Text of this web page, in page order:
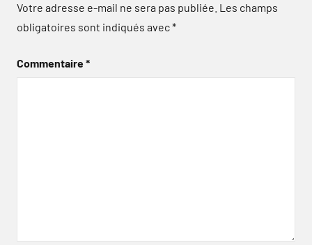
Votre adresse e-mail ne sera pas publiée. Les champs
obligatoires sont indiqués avec*
Commentaire*